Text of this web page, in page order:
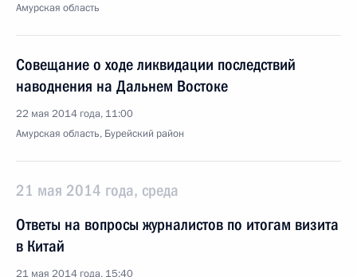
Амурская область
Совещание о ходе ликвидации последствий
наводнения на Дальнем Востоке
22 мая 2014 года, 11:00
Амурская область, Бурейский район
21 мая 2014 года, среда
Ответы на вопросы журналистов по итогам визита
в Китай
21 мая 2014 года, 15:40